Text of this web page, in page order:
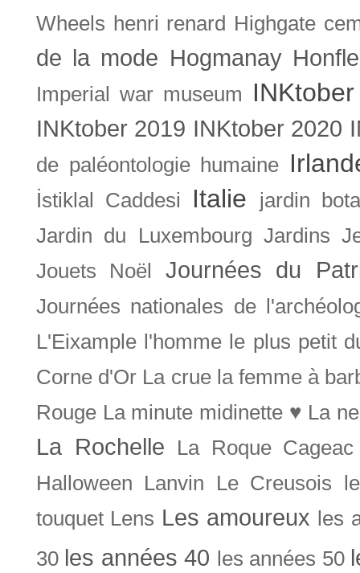
Wheels henri renard Highgate
de la mode Hogmanay
Imperial war museum INKtober
INKtober 2019 INKtober 2020
de paléontologie humaine
İstiklal Caddesi Italie
jardin
Jardin du Luxembourg Jardins
Jouets Noël
Journées du
Journées nationales de
L'Eixample l'homme le plus petit
Corne d'Or La crue la femme à
Rouge La minute midinette ♥ La
La Rochelle
La Roque Cageac
Halloween
Lanvin Le Creusois
touquet Lens Les amoureux les
30 les années 40 les années 50